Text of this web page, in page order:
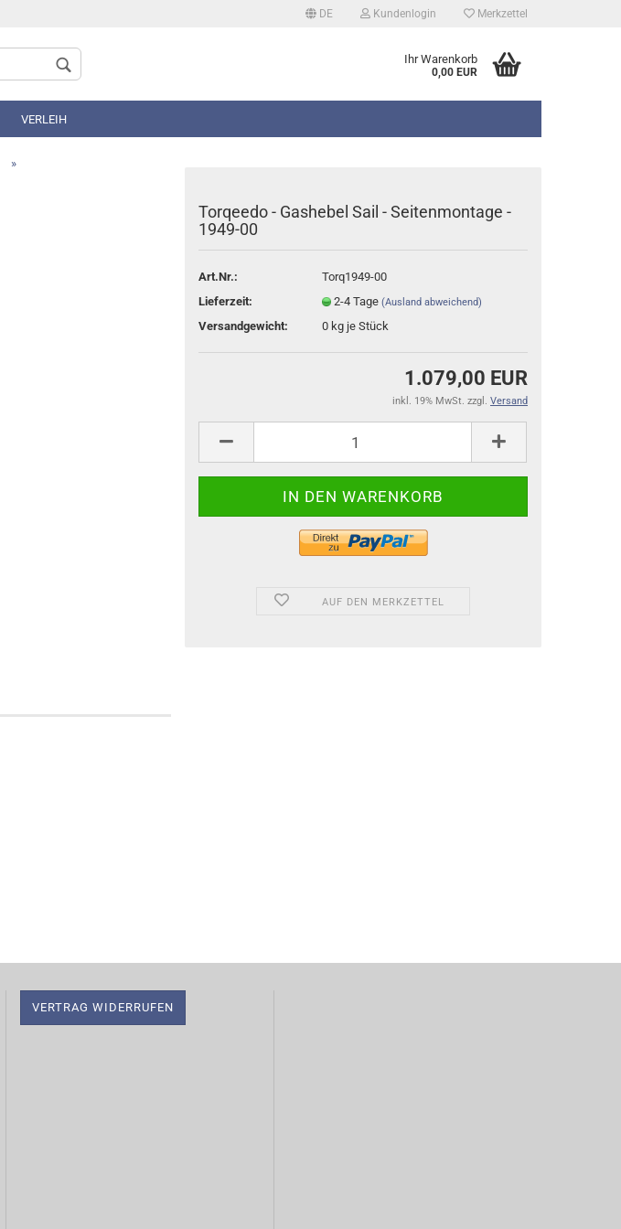
DE Kundenlogin Merkzettel
Ihr Warenkorb
0,00 EUR
VERLEIH
»
Torqeedo - Gashebel Sail - Seitenmontage -
1949-00
Art.Nr.:
Torq1949-00
Lieferzeit:
2-4 Tage (Ausland abweichend)
Versandgewicht: 0 kg je Stück
1.079,00 EUR
inkl. 19% MwSt. zzgl. Versand
AUF DEN MERKZETTEL
VERTRAG WIDERRUFEN